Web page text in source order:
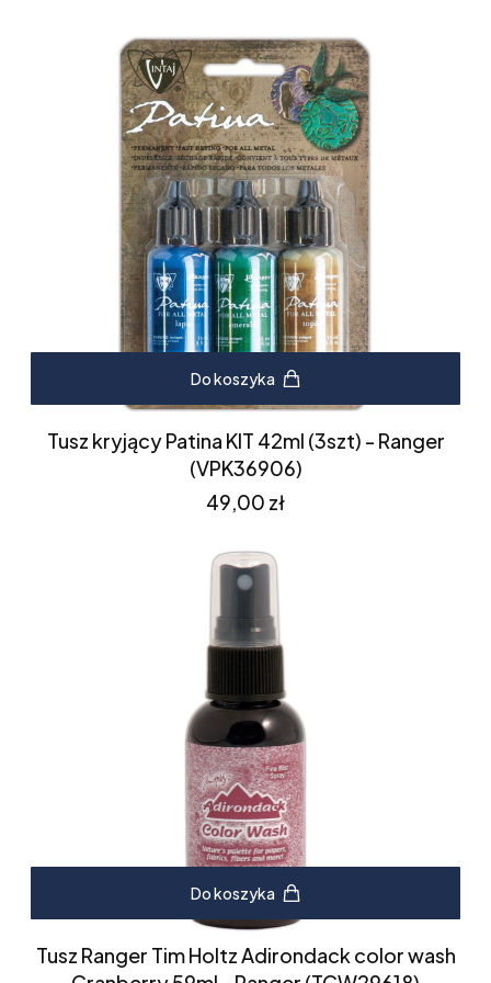
Do koszyka
Tusz kryjący Patina KIT 42ml (3szt) - Ranger
(VPK36906)
Cena
49,00 zł
Do koszyka
Tusz Ranger Tim Holtz Adirondack color wash